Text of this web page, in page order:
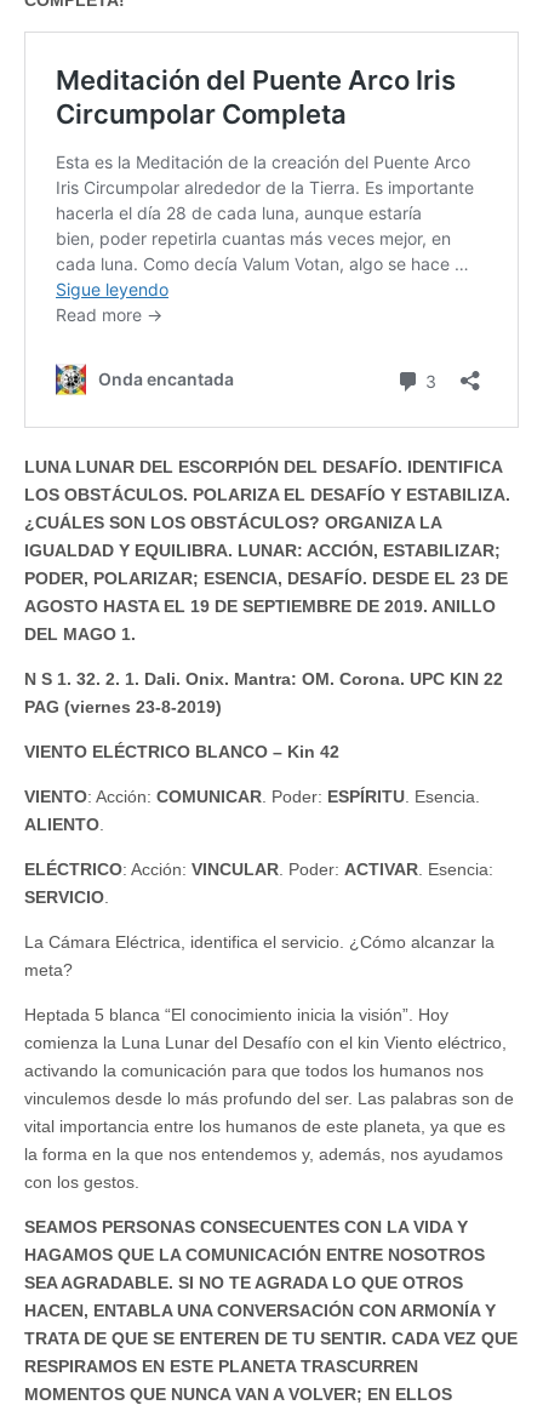
LUNA LUNAR DEL ESCORPIÓN DEL DESAFÍO. IDENTIFICA
LOS OBSTÁCULOS. POLARIZA EL DESAFÍO Y ESTABILIZA.
¿CUÁLES SON LOS OBSTÁCULOS? ORGANIZA LA
IGUALDAD Y EQUILIBRA. LUNAR: ACCIÓN, ESTABILIZAR;
PODER, POLARIZAR; ESENCIA, DESAFÍO. DESDE EL 23 DE
AGOSTO HASTA EL 19 DE SEPTIEMBRE DE 2019. ANILLO
DEL MAGO 1.
N S 1. 32. 2. 1. Dali. Onix. Mantra: OM. Corona. UPC KIN 22
PAG (viernes 23-8-2019)
VIENTO ELÉCTRICO BLANCO – Kin 42
VIENTO: Acción: COMUNICAR . Poder: ESPÍRITU . Esencia.
ALIENTO
ELÉCTRICO: Acción: VINCULAR . Poder: ACTIVAR . Esencia:
SERVICIO
La Cámara Eléctrica, identifica el servicio. ¿Cómo alcanzar la
meta?
Heptada 5 blanca “El conocimiento inicia la visión”. Hoy
comienza la Luna Lunar del Desafío con el kin Viento eléctrico,
activando la comunicación para que todos los humanos nos
vinculemos desde lo más profundo del ser. Las palabras son de
vital importancia entre los humanos de este planeta, ya que es
la forma en la que nos entendemos y, además, nos ayudamos
con los gestos.
SEAMOS PERSONAS CONSECUENTES CON LA VIDA Y
HAGAMOS QUE LA COMUNICACIÓN ENTRE NOSOTROS
SEA AGRADABLE. SI NO TE AGRADA LO QUE OTROS
HACEN, ENTABLA UNA CONVERSACIÓN CON ARMONÍA Y
TRATA DE QUE SE ENTEREN DE TU SENTIR. CADA VEZ QUE
RESPIRAMOS EN ESTE PLANETA TRASCURREN
MOMENTOS QUE NUNCA VAN A VOLVER; EN ELLOS